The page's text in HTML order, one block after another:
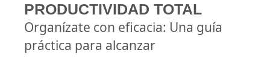
PRODUCTIVIDAD TOTAL
Organízate con eficacia: Una guía
práctica para alcanzar